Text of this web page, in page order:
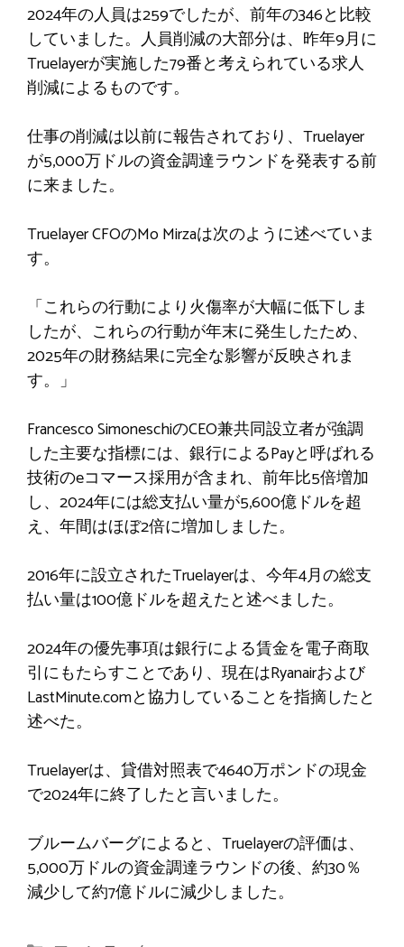
2024年の人員は259でしたが、前年の346と比較
していました。人員削減の大部分は、昨年9月に
Truelayerが実施した79番と考えられている求人
削減によるものです。
仕事の削減は以前に報告されており、Truelayer
が5,000万ドルの資金調達ラウンドを発表する前
に来ました。
Truelayer CFOのMo Mirzaは次のように述べていま
す。
「これらの行動により火傷率が大幅に低下しま
したが、これらの行動が年末に発生したため、
2025年の財務結果に完全な影響が反映されま
す。」
Francesco SimoneschiのCEO兼共同設立者が強調
した主要な指標には、銀行によるPayと呼ばれる
技術のeコマース採用が含まれ、前年比5倍増加
し、2024年には総支払い量が5,600億ドルを超
え、年間はほぼ2倍に増加しました。
2016年に設立されたTruelayerは、今年4月の総支
払い量は100億ドルを超えたと述べました。
2024年の優先事項は銀行による賃金を電子商取
引にもたらすことであり、現在はRyanairおよび
LastMinute.comと協力していることを指摘したと
述べた。
Truelayerは、貸借対照表で4640万ポンドの現金
で2024年に終了したと言いました。
ブルームバーグによると、Truelayerの評価は、
5,000万ドルの資金調達ラウンドの後、約30％
減少して約7億ドルに減少しました。